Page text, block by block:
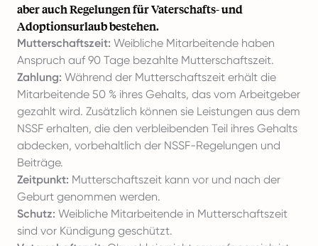
aber auch Regelungen für Vaterschafts- und
Adoptionsurlaub bestehen.
Mutterschaftszeit: Weibliche Mitarbeitende haben
Anspruch auf 90 Tage bezahlte Mutterschaftszeit.
Zahlung: Während der Mutterschaftszeit erhält die
Mitarbeitende 50 % ihres Gehalts, das vom Arbeitgeber
gezahlt wird. Zusätzlich können sie Leistungen aus dem
NSSF erhalten, die den verbleibenden Teil ihres Gehalts
abdecken, vorbehaltlich der NSSF-Regelungen und
Beiträge.
Zeitpunkt: Mutterschaftszeit kann vor und nach der
Geburt genommen werden.
Schutz: Weibliche Mitarbeitende in Mutterschaftszeit
sind vor Kündigung geschützt.